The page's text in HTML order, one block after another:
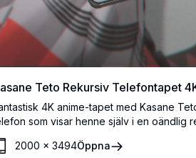
Teto Rekursiv Telefontapet
4K anime-tapet med Kasane
som visar henne själv i en oändlig
konstverk med livfullt rött hår,
skiktad digital illustration av konstnären
2000 × 3494Öppna